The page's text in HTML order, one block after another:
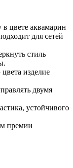
цвете аквамарин
для сетей
стиль
изделие
двумя
устойчивого
премии